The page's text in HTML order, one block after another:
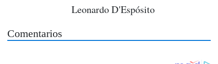
Leonardo D'Espósito
Comentarios